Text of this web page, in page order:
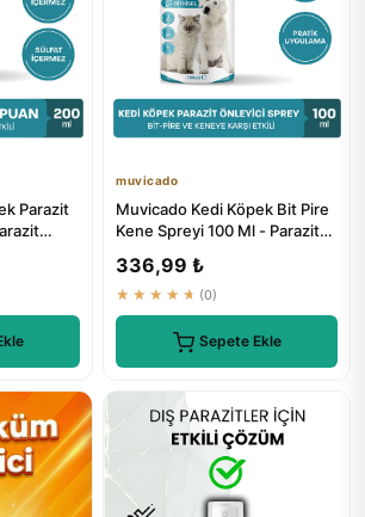
Parazit
muvicado
Muvicado Kedi Köpek Bit Pire
Kene Spreyi 100 Ml - Parazit
336,99 ₺
★★★★★ (0)
Sepete Ekle